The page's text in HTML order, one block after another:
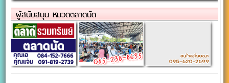
ผู้สนับสนุน หมวดตลาดนัด